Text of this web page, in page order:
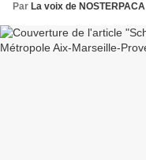
Par La voix de NOSTERPACA